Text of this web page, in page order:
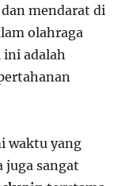
mendarat di
olahraga
ini adalah
waktu yang
juga sangat